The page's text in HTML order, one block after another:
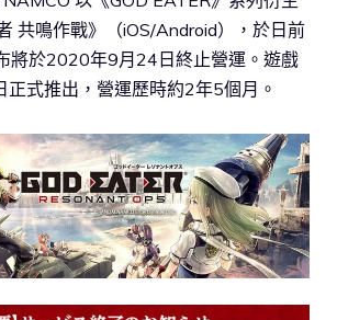
共鳴作戰》（iOS/Android），於日前
將於2020年9月24日終止營運。遊戲
式推出，營運歷時約2年5個月。